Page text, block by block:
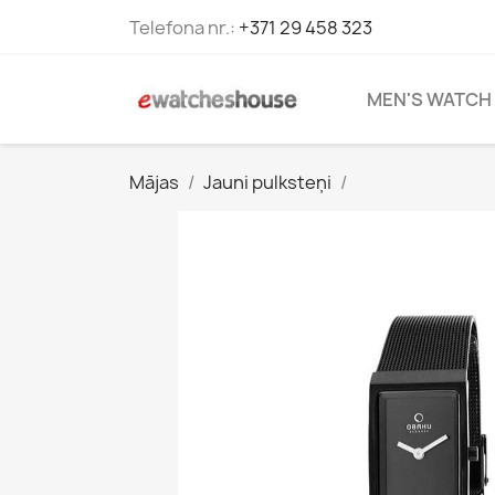
Telefona nr.: +371 29 458 323
MEN'S WATCH
Mājas Jauni pulksteņi